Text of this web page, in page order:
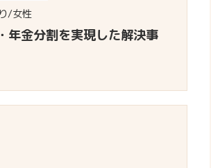
/女性
年金分割を実現した解決事